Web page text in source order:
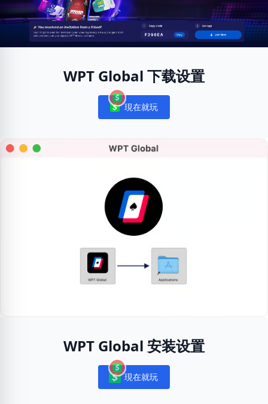
WPT Global 下载设置
Notifications
現在就玩
WPT Global 安装设置
Notifications
現在就玩